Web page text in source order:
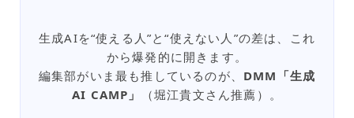
生成AIを“使える人”と“使えない人”の差は、これ
から爆発的に開きます。
編集部がいま最も推しているのが、 DMM「生成
AI CAMP」
（堀江貴文さん推薦）。